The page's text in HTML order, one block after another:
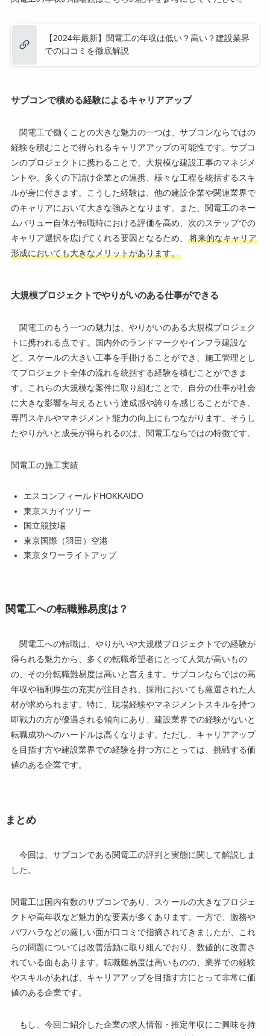
【2024年最新】関電工の年収は低い？高い？建設業界
での口コミを徹底解説
サブコンで積める経験によるキャリアアップ
関電工で働くことの大きな魅力の一つは、サブコンならではの
経験を積むことで得られるキャリアアップの可能性です。サブコ
ンのプロジェクトに携わることで、大規模な建設工事のマネジメ
ントや、多くの下請け企業との連携、様々な工程を統括するスキ
ルが身に付きます。こうした経験は、他の建設企業や関連業界で
のキャリアにおいて大きな強みとなります。また、関電工のネー
ムバリュー自体が転職時における評価を高め、次のステップでの
キャリア選択を広げてくれる要因となるため、
将来的なキャリア
形成においても大きなメリットがあります。
大規模プロジェクトでやりがいのある仕事ができる
関電工のもう一つの魅力は、やりがいのある大規模プロジェク
トに携われる点です。国内外のランドマークやインフラ建設な
ど、スケールの大きい工事を手掛けることができ、施工管理とし
てプロジェクト全体の流れを統括する経験を積むことができま
す。これらの大規模な案件に取り組むことで、自分の仕事が社会
に大きな影響を与えるという達成感や誇りを感じることができ、
専門スキルやマネジメント能力の向上にもつながります。そうし
たやりがいと成長が得られるのは、関電工ならではの特徴です。
関電工の施工実績
エスコンフィールドHOKKAIDO
東京スカイツリー
国立競技場
東京国際（羽田）空港
東京タワーライトアップ
関電工への転職難易度は？
関電工への転職は、やりがいや大規模プロジェクトでの経験が
得られる魅力から、多くの転職希望者にとって人気が高いもの
の、その分転職難易度は高いと言えます。サブコンならではの高
年収や福利厚生の充実が注目され、採用においても厳選された人
材が求められます。特に、現場経験やマネジメントスキルを持つ
即戦力の方が優遇される傾向にあり、建設業界での経験がないと
転職成功へのハードルは高くなります。ただし、キャリアアップ
を目指す方や建設業界での経験を持つ方にとっては、挑戦する価
値のある企業です。
まとめ
今回は、サブコンである関電工の評判と実態に関して解説しま
した。
関電工は国内有数のサブコンであり、スケールの大きなプロジェ
クトや高年収など魅力的な要素が多くあります。一方で、激務や
パワハラなどの厳しい面が口コミで指摘されてきましたが、これ
らの問題については改善活動に取り組んでおり、数値的に改善さ
れている面もあります。転職難易度は高いものの、業界での経験
やスキルがあれば、キャリアアップを目指す方にとって非常に価
値のある企業です。
もし、今回ご紹介した企業の求人情報・推定年収にご興味を持